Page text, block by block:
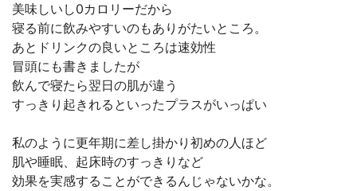
美味しいし0カロリーだから
寝る前に飲みやすいのもありがたいところ。
あとドリンクの良いところは速効性
冒頭にも書きましたが
飲んで寝たら翌日の肌が違う
すっきり起きれるといったプラスがいっぱい
私のように更年期に差し掛かり初めの人ほど
肌や睡眠、起床時のすっきりなど
効果を実感することができるんじゃないかな。